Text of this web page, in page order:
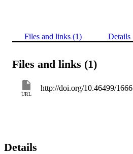
Files and links (1) Details
Files and links (1)
URL
http://doi.org/10.46499/1666
Details